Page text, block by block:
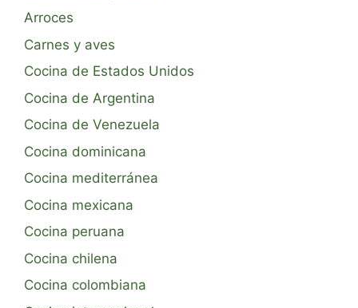
Arroces
Carnes y aves
Cocina de Estados Unidos
Cocina de Argentina
Cocina de Venezuela
Cocina dominicana
Cocina mediterránea
Cocina mexicana
Cocina peruana
Cocina chilena
Cocina colombiana